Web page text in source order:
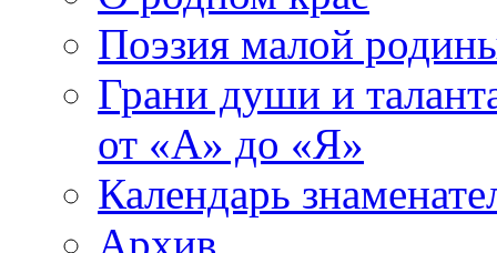
Поэзия малой
Грани души и
от «А» до «Я»
Календарь
Архив